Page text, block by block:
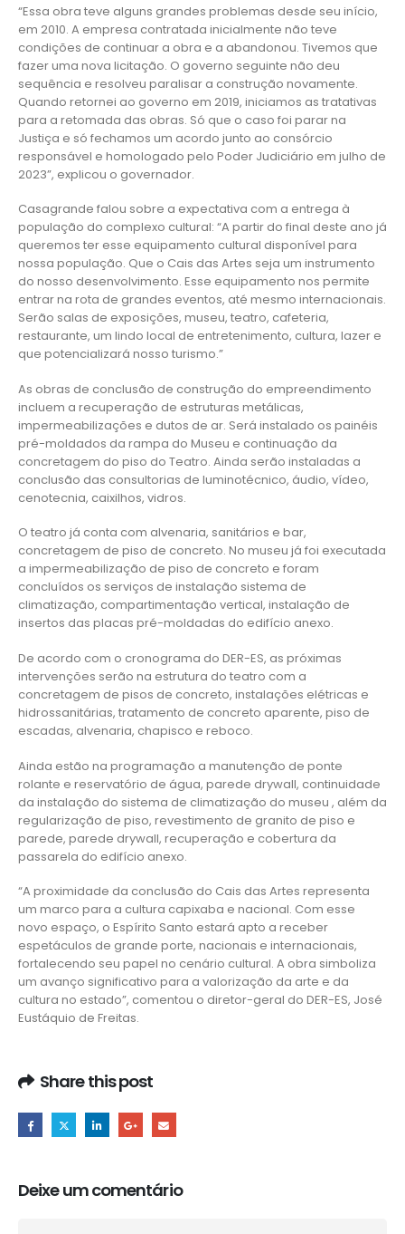
“Essa obra teve alguns grandes problemas desde seu início,
em 2010. A empresa contratada inicialmente não teve
condições de continuar a obra e a abandonou. Tivemos que
fazer uma nova licitação. O governo seguinte não deu
sequência e resolveu paralisar a construção novamente.
Quando retornei ao governo em 2019, iniciamos as tratativas
para a retomada das obras. Só que o caso foi parar na
Justiça e só fechamos um acordo junto ao consórcio
responsável e homologado pelo Poder Judiciário em julho de
2023”, explicou o governador.
Casagrande falou sobre a expectativa com a entrega à
população do complexo cultural: “A partir do final deste ano já
queremos ter esse equipamento cultural disponível para
nossa população. Que o Cais das Artes seja um instrumento
do nosso desenvolvimento. Esse equipamento nos permite
entrar na rota de grandes eventos, até mesmo internacionais.
Serão salas de exposições, museu, teatro, cafeteria,
restaurante, um lindo local de entretenimento, cultura, lazer e
que potencializará nosso turismo.”
As obras de conclusão de construção do empreendimento
incluem a recuperação de estruturas metálicas,
impermeabilizações e dutos de ar. Será instalado os painéis
pré-moldados da rampa do Museu e continuação da
concretagem do piso do Teatro. Ainda serão instaladas a
conclusão das consultorias de luminotécnico, áudio, vídeo,
cenotecnia, caixilhos, vidros.
O teatro já conta com alvenaria, sanitários e bar,
concretagem de piso de concreto. No museu já foi executada
a impermeabilização de piso de concreto e foram
concluídos os serviços de instalação sistema de
climatização, compartimentação vertical, instalação de
insertos das placas pré-moldadas do edifício anexo.
De acordo com o cronograma do DER-ES, as próximas
intervenções serão na estrutura do teatro com a
concretagem de pisos de concreto, instalações elétricas e
hidrossanitárias, tratamento de concreto aparente, piso de
escadas, alvenaria, chapisco e reboco.
Ainda estão na programação a manutenção de ponte
rolante e reservatório de água, parede drywall, continuidade
da instalação do sistema de climatização do museu , além da
regularização de piso, revestimento de granito de piso e
parede, parede drywall, recuperação e cobertura da
passarela do edifício anexo.
“A proximidade da conclusão do Cais das Artes representa
um marco para a cultura capixaba e nacional. Com esse
novo espaço, o Espírito Santo estará apto a receber
espetáculos de grande porte, nacionais e internacionais,
fortalecendo seu papel no cenário cultural. A obra simboliza
um avanço significativo para a valorização da arte e da
cultura no estado”, comentou o diretor-geral do DER-ES, José
Eustáquio de Freitas.
Share this post
Deixe um comentário